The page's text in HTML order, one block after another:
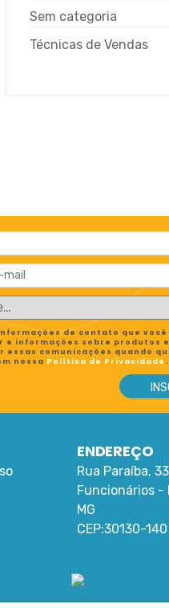
Sem categoria
Técnicas de Vendas
de contato que
e informações sobre produtos
essas comunicações quando
nossa Política de Privacidade .
ENDEREÇO
Rua Paraíba,
Funcionários -
MG
CEP:30130-140